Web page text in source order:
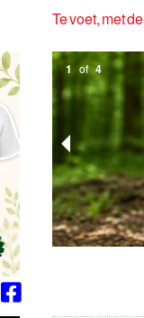
Te voet, met
1 of 4